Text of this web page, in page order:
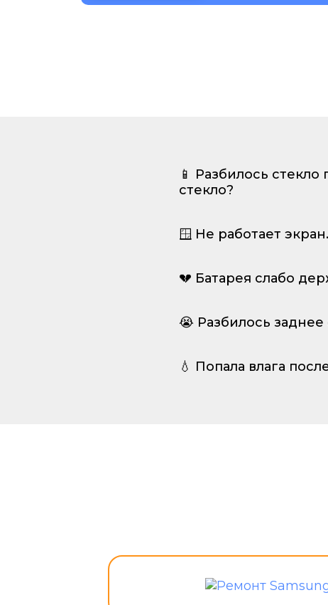
📱 Разбилось
стекло?
🪟 Не работает
💔 Батарея слабо
😭 Разбилось
💧 Попала влага